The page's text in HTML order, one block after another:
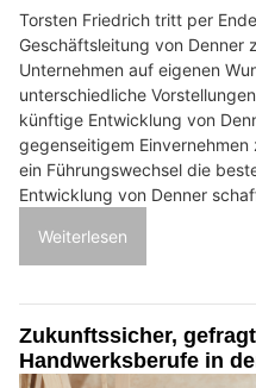
Torsten Friedrich tritt per
Geschäftsleitung von Denner
Unternehmen auf eigenen
unterschiedliche
künftige Entwicklung von
gegenseitigem
ein Führungswechsel die
Entwicklung von Denner
Weiterlesen
Zukunftssicher,
Handwerksberufe in